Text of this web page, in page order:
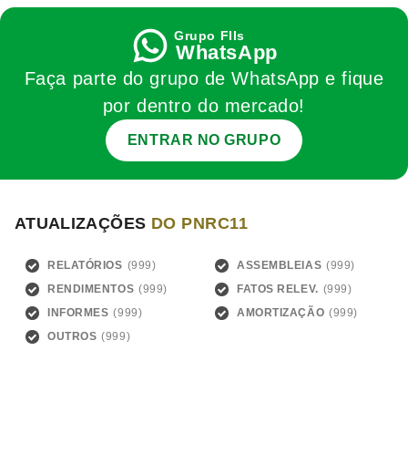
WhatsApp
Faça parte do grupo de WhatsApp e fique
por dentro do mercado!
ENTRAR NO GRUPO
ATUALIZAÇÕES DO PNRC11
RELATÓRIOS
ASSEMBLEIAS
RENDIMENTOS
FATOS RELEV.
INFORMES
AMORTIZAÇÃO
OUTROS